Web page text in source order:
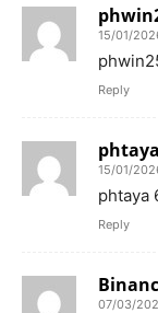
15/01/
Reply
15/01/
phtaya
Reply
07/03/